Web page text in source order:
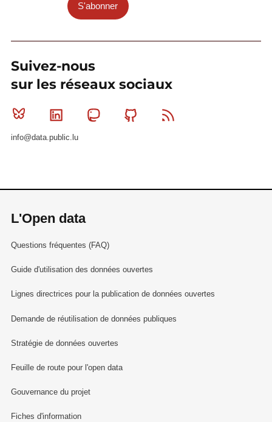
S'abonner
Suivez-nous
sur les réseaux sociaux
Bluesky Linkedin MastodonGithub
info@data.public.lu
L'Open data
Questions fréquentes (FAQ)
Guide d'utilisation des données ouvertes
Lignes directrices pour la publication de données ouvertes
Demande de réutilisation de données publiques
Stratégie de données ouvertes
Feuille de route pour l'open data
Gouvernance du projet
Fiches d'information